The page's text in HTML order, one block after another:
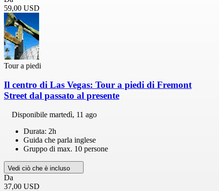
59,00 USD
Tour a piedi
Il centro di Las Vegas: Tour a piedi di Fremont
Street dal passato al presente
Disponibile martedì, 11 ago
Durata: 2h
Guida che parla inglese
Gruppo di max. 10 persone
Vedi ciò che è incluso
Da
37,00 USD